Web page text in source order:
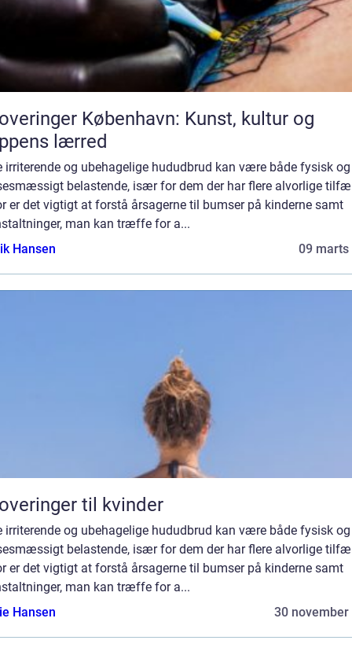
København: Kunst, kultur og
lærred
irriterende og ubehagelige hududbrud kan være både fysisk og
belastende, især for dem der har flere alvorlige
er det vigtigt at forstå årsagerne til bumser på kinderne samt
man kan træffe for a...
Hansen
09 marts
til kvinder
irriterende og ubehagelige hududbrud kan være både fysisk og
belastende, især for dem der har flere alvorlige
er det vigtigt at forstå årsagerne til bumser på kinderne samt
man kan træffe for a...
Hansen
30 november